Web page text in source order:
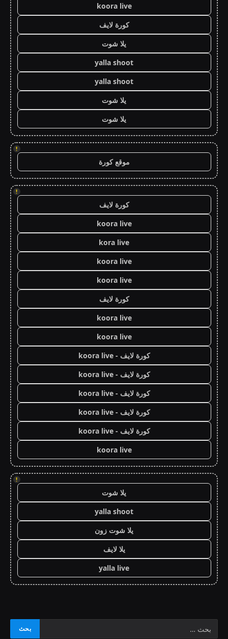
koora live
كورة لايف
يلا شوت
yalla shoot
yalla shoot
يلا شوت
يلا شوت
!
موقع كورة
!
كورة لايف
koora live
kora live
koora live
koora live
كورة لايف
koora live
koora live
كورة لايف - koora live
كورة لايف - koora live
كورة لايف - koora live
كورة لايف - koora live
كورة لايف - koora live
koora live
!
يلا شوت
yalla shoot
يلا شوت زون
يلا لايف
yalla live